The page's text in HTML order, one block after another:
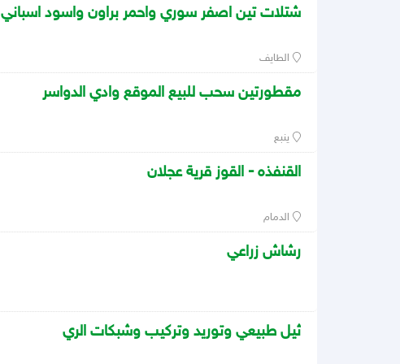
شتلات تين اصفر سوري واحمر براون واسود اسباني
الطايف
مقطورتين سحب للبيع الموقع وادي الدواسر
ينبع
القنفذه - القوز قرية عجلان
الدمام
رشاش زراعي
ثيل طبيعي وتوريد وتركيب وشبكات الري